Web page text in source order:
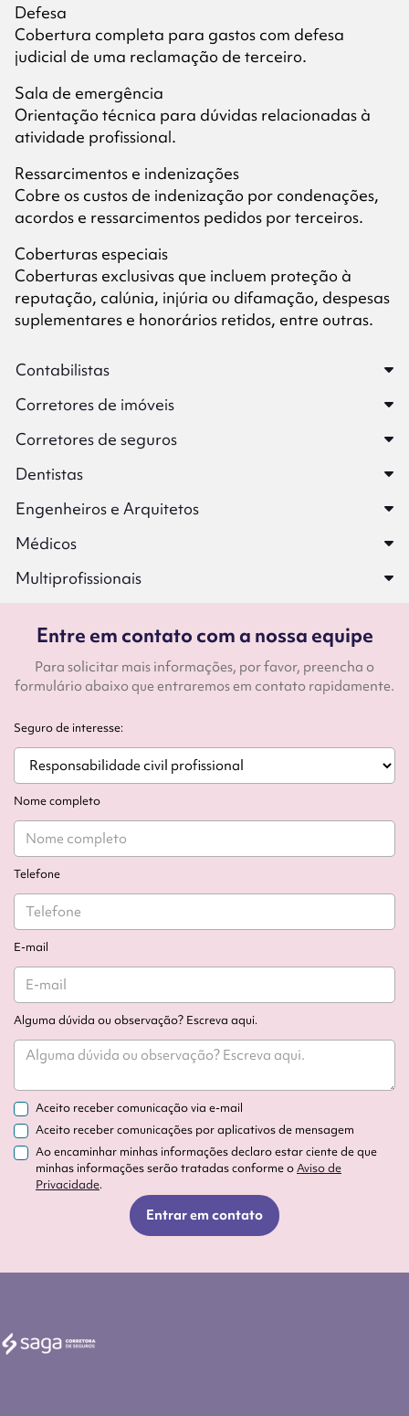
Defesa
Cobertura completa para gastos com defesa
judicial de uma reclamação de terceiro.
Sala de emergência
Orientação técnica para dúvidas relacionadas à
atividade profissional.
Ressarcimentos e indenizações
Cobre os custos de indenização por condenações,
acordos e ressarcimentos pedidos por terceiros.
Coberturas especiais
Coberturas exclusivas que incluem proteção à
reputação, calúnia, injúria ou difamação, despesas
suplementares e honorários retidos, entre outras.
Contabilistas
Corretores de imóveis
Corretores de seguros
Dentistas
Engenheiros e Arquitetos
Médicos
Multiprofissionais
Entre em contato com a nossa equipe
Para solicitar mais informações, por favor, preencha o
formulário abaixo que entraremos em contato rapidamente.
Seguro de interesse:
Nome completo
Telefone
E-mail
Alguma dúvida ou observação? Escreva aqui.
Aceito receber comunicação via e-mail
Aceito receber comunicações por aplicativos de mensagem
Ao encaminhar minhas informações declaro estar ciente de que
minhas informações serão tratadas conforme oAviso de
Privacidade.
Entrar em contato